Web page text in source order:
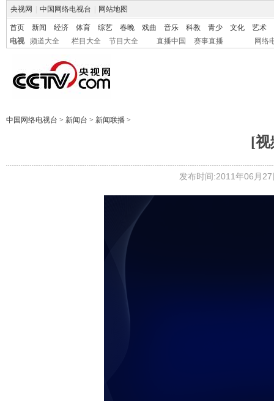
央视网 中国网络电视台 网站地图
首页 新闻 经济 体育 综艺 春晚 戏曲 音乐 科教 青少 文化
艺术
电视
频道大全 栏目大全 节目大全 直播中国 赛事直播 网络
中国网络电视台 > 新闻台 > 新闻联播 >
[视
发布时间:2011年06月